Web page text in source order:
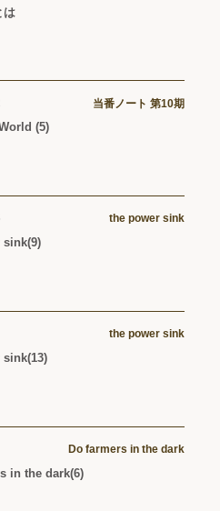
は
当番ノート 第10期
(5)
the power sink
sink(9)
the power sink
sink(13)
Do farmers in the dark
in the dark(6)